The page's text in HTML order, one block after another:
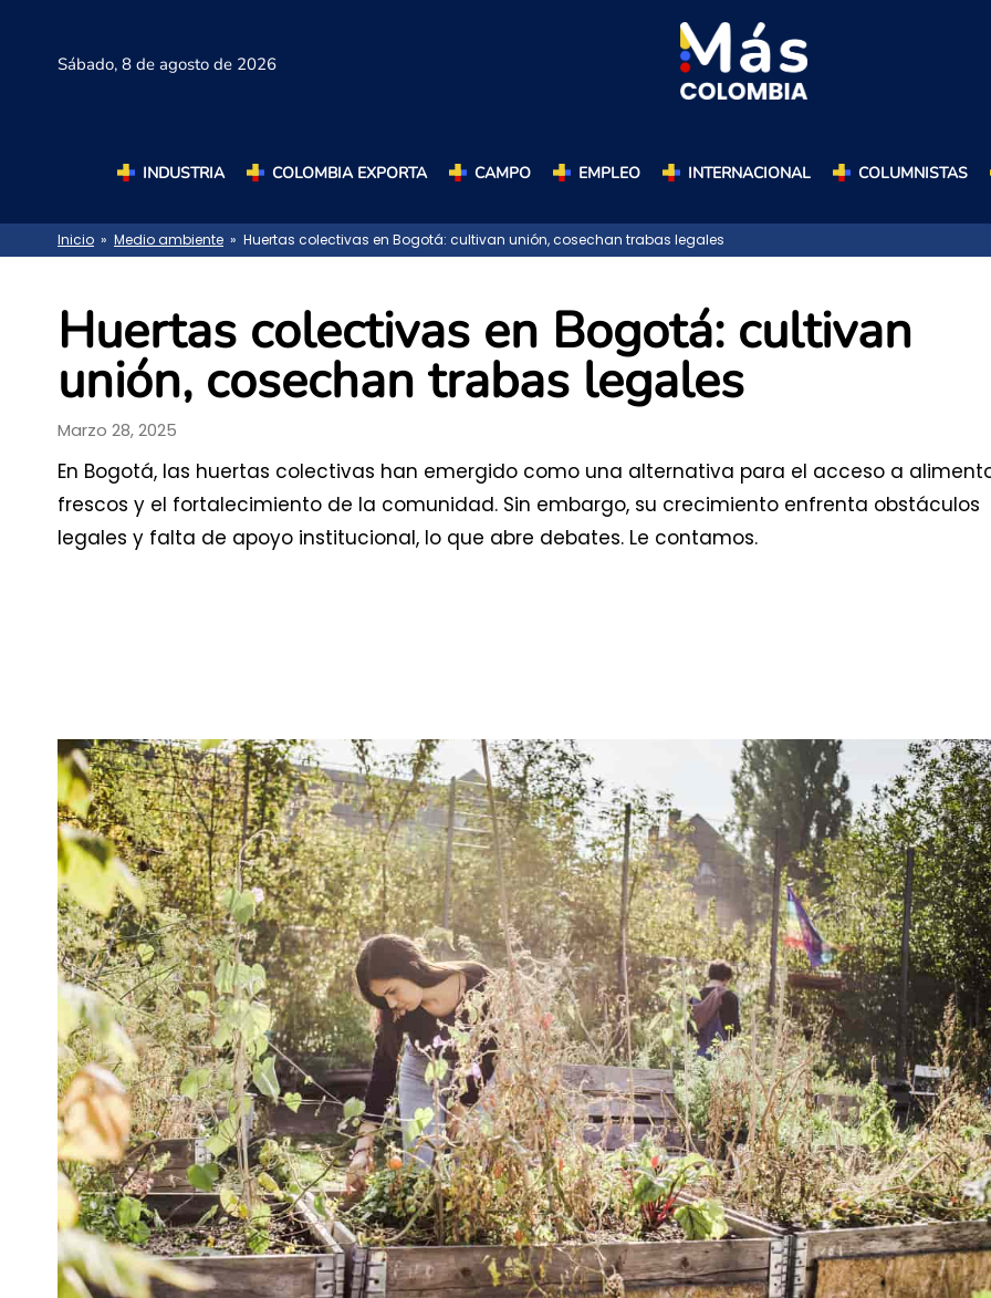
Sábado, 8 de agosto de 2026
INDUSTRIA COLOMBIA EXPORTA CAMPO EMPLEO INTERNACIONAL COLUMNISTAS
Inicio » Medio ambiente » Huertas colectivas en Bogotá: cultivan unión, cosechan trabas legales
Huertas colectivas en Bogotá: cultivan
unión, cosechan trabas legales
Marzo 28, 2025
En Bogotá, las huertas colectivas han emergido como una alternativa para el acceso a
frescos y el fortalecimiento de la comunidad. Sin embargo, su crecimiento enfrenta obstáculos
legales y falta de apoyo institucional, lo que abre debates. Le contamos.